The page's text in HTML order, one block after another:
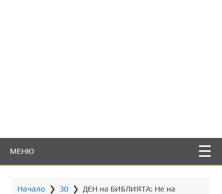
е
МЕНЮ
Начало ❯ 30 ❯ ДЕН на БИБЛИЯТА: Не на